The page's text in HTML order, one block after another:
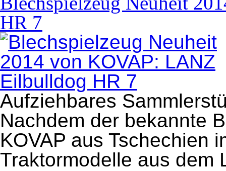
HR 7
Aufziehbares
Nachdem der bekannte
KOVAP aus Tschechien
Traktormodelle aus dem